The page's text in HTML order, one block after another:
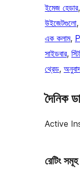
ইমেজ হেডার,
উইজেটগুলো,
এক কলাম,
সাইডবার,
থ্রেড,
দৈনিক
Active
রেটিং সমূহ